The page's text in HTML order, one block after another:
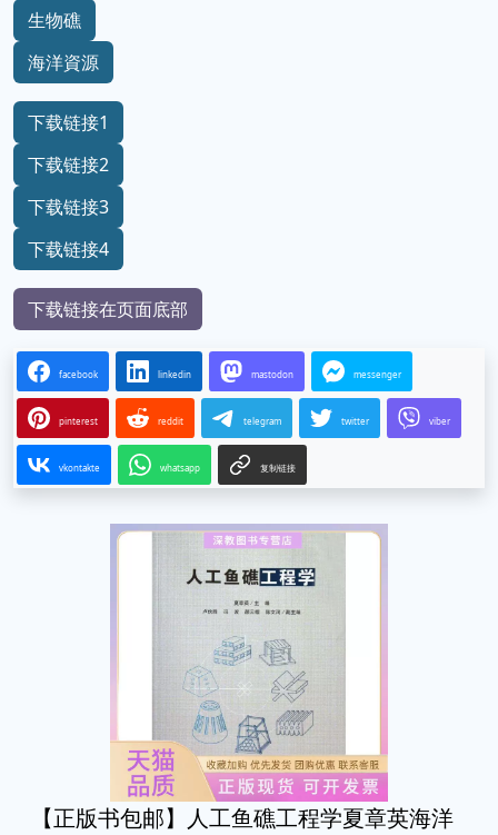
生物礁
海洋資源
下载链接1
下载链接2
下载链接3
下载链接4
下载链接在页面底部
facebook linkedin mastodon messenger
pinterest reddit telegram twitter viber
vkontakte whatsapp 复制链接
【正版书包邮】人工鱼礁工程学夏章英海洋